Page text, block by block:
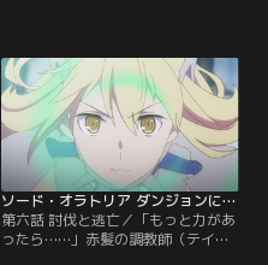
は、冒険者による冒険者殺し--迷宮
内での殺人事件だった。一方、地上
に残ったベートは、ロキと怪物祭の
騒動の調査へ。古い地下水路内で再
び花の怪物と遭遇する。迷宮外での
遭遇、極彩色の魔石…。【提供：バ
ンダイチャンネル】
ソード・オラトリア ダンジョンに出会いを求めるのは間違っているだろうか外伝 第06話
第六話 討伐と逃亡／「もっと力があ
ったら……」赤髪の調教師（テイマ